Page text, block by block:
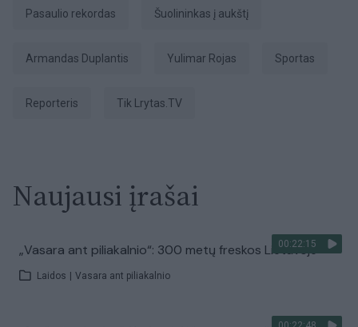
pasaulio rekordas šuolininkas į aukštį
Armandas Duplantis Yulimar Rojas sportas
Reporteris tik Lrytas.TV
Naujausi įrašai
00:22:15
„Vasara ant piliakalnio“: 300 metų freskos Lietuvoje
Laidos Vasara ant piliakalnio